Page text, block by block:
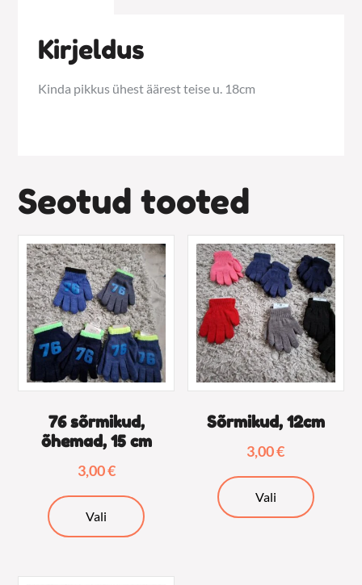
Kirjeldus
Kinda pikkus ühest äärest teise u. 18cm
Seotud tooted
76 sõrmikud,
õhemad, 15 cm
3,00€
Vali
tootel
Sõrmikud, 12cm
3,00€
Vali
tootel